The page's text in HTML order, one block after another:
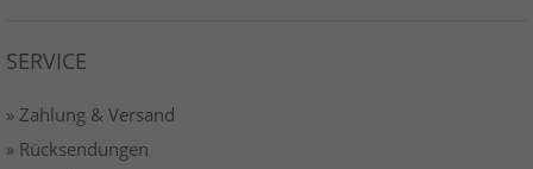
SERVICE
» Zahlung & Versand
» Rücksendungen